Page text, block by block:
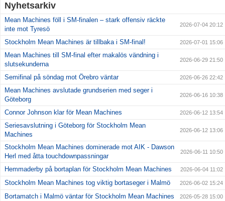
Nyhetsarkiv
Mean Machines föll i SM-finalen – stark offensiv räckte
inte mot Tyresö
2026-07-04 20:12
Stockholm Mean Machines är tillbaka i SM-final! 2026-07-01 15:06
Mean Machines till SM-final efter makalös vändning i
slutsekunderna
2026-06-29 21:50
Semifinal på söndag mot Örebro väntar 2026-06-26 22:42
Mean Machines avslutade grundserien med seger i
Göteborg
2026-06-16 10:38
Connor Johnson klar för Mean Machines 2026-06-12 13:54
Seriesavslutning i Göteborg för Stockholm Mean
Machines
2026-06-12 13:06
Stockholm Mean Machines dominerade mot AIK - Dawson
Herl med åtta touchdownpassningar
2026-06-11 10:50
Hemmaderby på bortaplan för Stockholm Mean Machines 2026-06-04 11:02
Stockholm Mean Machines tog viktig bortaseger i Malmö 2026-06-02 15:24
Bortamatch i Malmö väntar för Stockholm Mean Machines 2026-05-28 15:00